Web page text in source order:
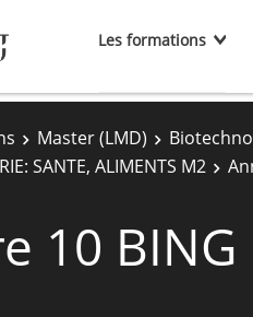
Les formations
Master (LMD)
SANTE, ALIMENTS M2
10 BING